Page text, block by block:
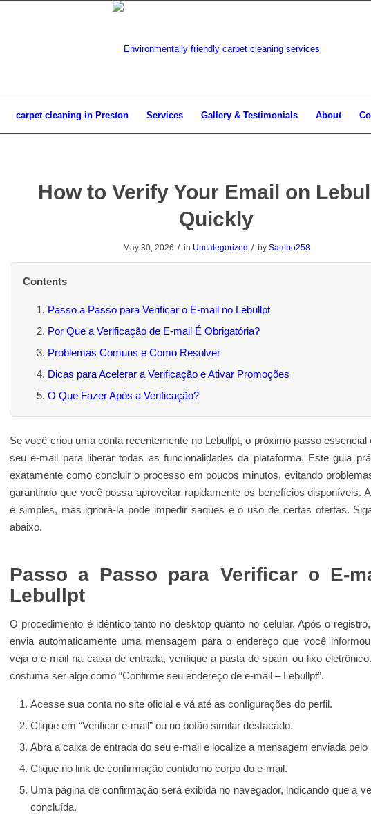
carpet cleaning in Preston Services Gallery & Testimonials About
How to Verify Your Email on
Quickly
May 30, 2026 / in Uncategorized / by Sambo258
Contents
Passo a Passo para Verificar o E‑mail no Lebullpt
Por Que a Verificação de E‑mail É Obrigatória?
Problemas Comuns e Como Resolver
Dicas para Acelerar a Verificação e Ativar Promoções
O Que Fazer Após a Verificação?
Se você criou uma conta recentemente no Lebullpt, o próximo passo essencial
seu e‑mail para liberar todas as funcionalidades da plataforma. Este guia
exatamente como concluir o processo em poucos minutos, evitando
garantindo que você possa aproveitar rapidamente os benefícios disponíveis.
é simples, mas ignorá‑la pode impedir saques e o uso de certas ofertas.
abaixo.
Passo a Passo para Verificar o
Lebullpt
O procedimento é idêntico tanto no desktop quanto no celular. Após o
envia automaticamente uma mensagem para o endereço que você
veja o e‑mail na caixa de entrada, verifique a pasta de spam ou lixo
costuma ser algo como “Confirme seu endereço de e‑mail – Lebullpt”.
Acesse sua conta no site oficial e vá até as configurações do perfil.
Clique em “Verificar e‑mail” ou no botão similar destacado.
Abra a caixa de entrada do seu e‑mail e localize a mensagem enviada pelo
Clique no link de confirmação contido no corpo do e‑mail.
Uma página de confirmação será exibida no navegador, indicando que a
concluída.